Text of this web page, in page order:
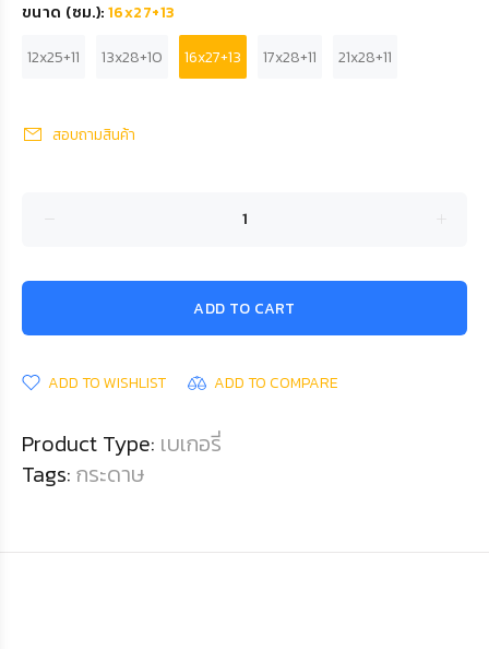
ขนาด (ซม.):16x27+13
12x25+11
13x28+10 16x27+13 17x28+11 21x28+11
สอบถามสินค้า
ADD TO CART
ADD TO WISHLIST ADD TO COMPARE
Product Type: เบเกอรี่
Tags: กระดาษ